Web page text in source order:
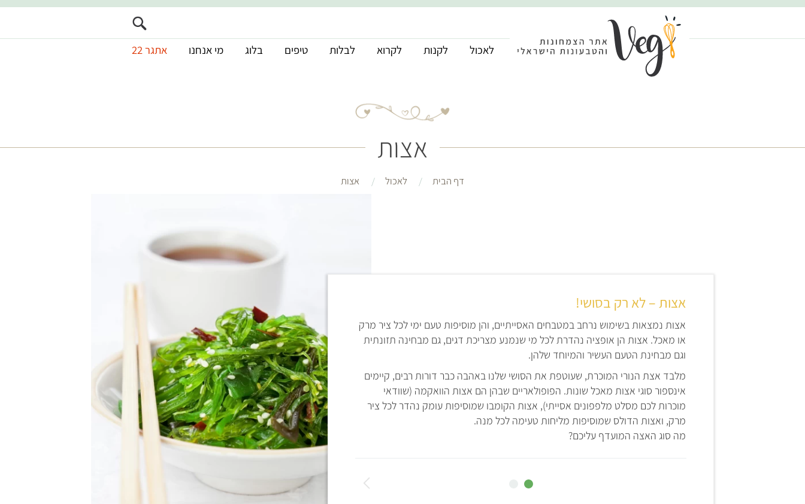
לאכול לקנות לקרוא לבלות טיפים בלוג מי אנחנו אתגר 22
אצות
דף הבית לאכול אצות
אצות – לא רק בסושי!
אצות נמצאות בשימוש נרחב במטבחים האסייתיים, והן מוסיפות טעם ימי לכל ציר מרק
או מאכל. אצות הן אופציה נהדרת לכל מי שנמנע מצריכת דגים, גם מבחינה תזונתית
וגם מבחינת הטעם העשיר והמיוחד שלהן.
מלבד אצת הנורי המוכרת, שעוטפת את הסושי שלנו באהבה כבר דורות רבים, קיימים
אינספור סוגי אצות מאכל שונות. הפופולאריים שבהן הם אצות הוואקמה (שוודאי
מוכרות לכם מסלט מלפפונים אסייתי), אצות הקומבו שמוסיפות עומק נהדר לכל ציר
מרק, ואצות הדולס שמוסיפות מליחות טעימה לכל מנה.
מה סוג האצה המועדף עליכם?
כמה דרכים נהדרות לשלב אצות בתפריט שלכם:
מרק מיסו מהיר
גפילטע פיש טבעוני
סלט טונה טבעוני
אצבעות דג טבעוניות?
סושי צמחוניטעים!
אתם מוזמנים לדפדף במתכונים שבעמוד, מצפות לכם עוד כמה אפשרויות טעימות
למאכלי אצות מפתיעים.
ה